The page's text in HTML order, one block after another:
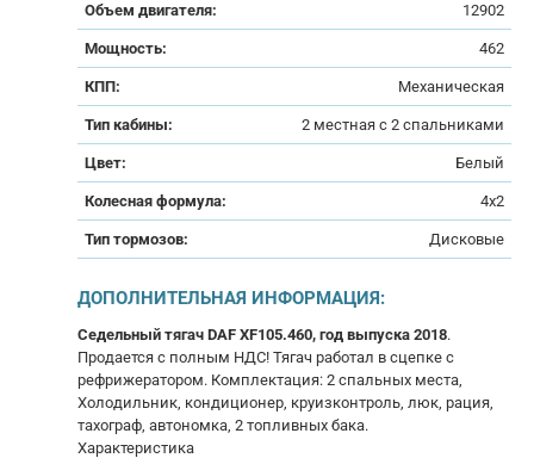
Объем двигателя: 12902
Мощность: 462
КПП: Механическая
Тип кабины: 2 местная с 2 спальниками
Цвет: Белый
Колесная формула: 4x2
Тип тормозов: Дисковые
ДОПОЛНИТЕЛЬНАЯ ИНФОРМАЦИЯ:
Седельный тягач DAF XF105.460, год выпуска 2018.
Продается с полным НДС! Тягач работал в сцепке с
рефрижератором. Комплектация: 2 спальных места,
Холодильник, кондиционер, круизконтроль, люк, рация,
тахограф, автономка, 2 топливных бака.
Характеристика